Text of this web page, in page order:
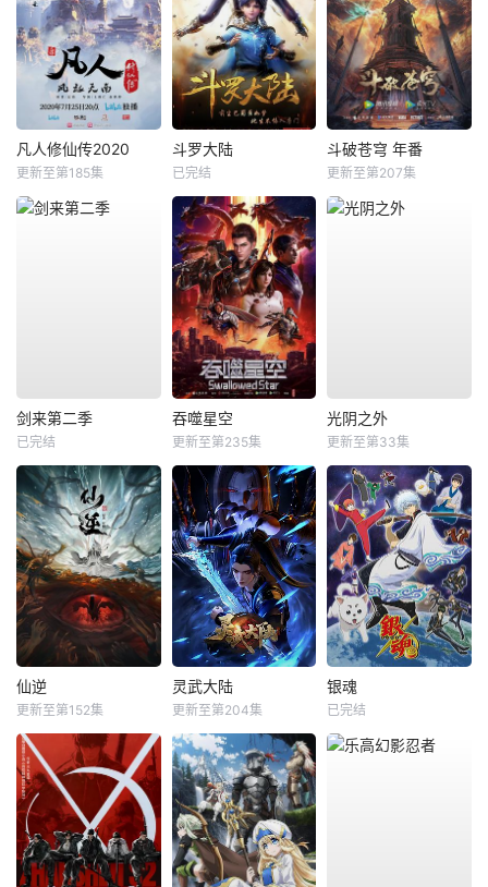
凡人修仙传2020
更新至第185集
斗罗大陆
已完结
斗破苍穹 年番
更新至第207集
剑来第二季
已完结
吞噬星空
更新至第235集
光阴之外
更新至第33集
仙逆
更新至第152集
灵武大陆
更新至第204集
银魂
已完结